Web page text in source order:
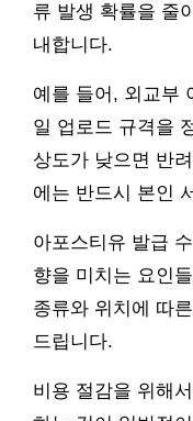
류 발생 확률을 줄
내합니다.
예를 들어, 외교부
일 업로드 규격을
상도가 낮으면 반
에는 반드시 본인
아포스티유 발급
향을 미치는 요인
종류와 위치에 따
드립니다.
비용 절감을 위해